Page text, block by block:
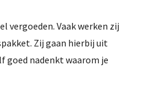
Vaak werken zij
Zij gaan hierbij uit
goed nadenkt waarom je